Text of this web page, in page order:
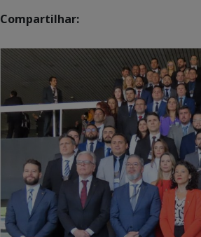
Compartilhar: